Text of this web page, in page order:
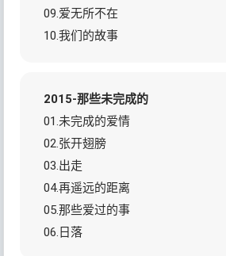
09.爱无所不在
10.我们的故事
2015-那些未完成的
01.未完成的爱情
02.张开翅膀
03.出走
04.再遥远的距离
05.那些爱过的事
06.日落